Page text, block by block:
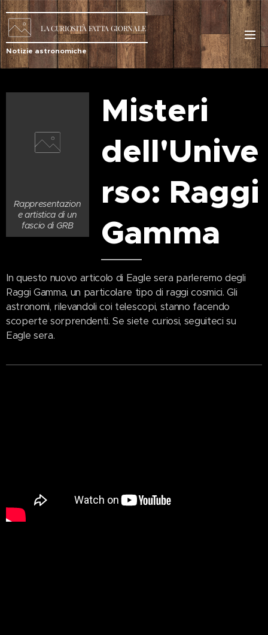
LACURIOSITÀ FATTA GIORNALE
Notizie astronomiche
Rappresentazion
e artistica di un
fascio di GRB
Misteri
dell'Unive
rso: Raggi
Gamma
In questo nuovo articolo di Eagle sera parleremo degli
Raggi Gamma, un particolare tipo di raggi cosmici. Gli
astronomi, rilevandoli coi telescopi, stanno facendo
scoperte sorprendenti. Se siete curiosi, seguiteci su
Eagle sera.